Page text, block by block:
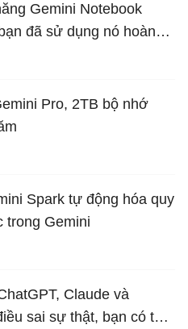
Gemini Notebook
đã sử dụng nó hoàn
Pro, 2TB bộ nhớ
Spark tự động hóa quy
trong Gemini
Claude và
sai sự thật, bạn có thể